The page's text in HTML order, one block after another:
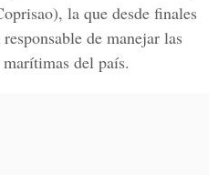
la que desde finales
de manejar las
marítimas del país.